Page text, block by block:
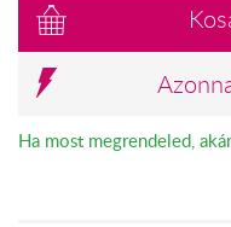
Ha most megrendeled,